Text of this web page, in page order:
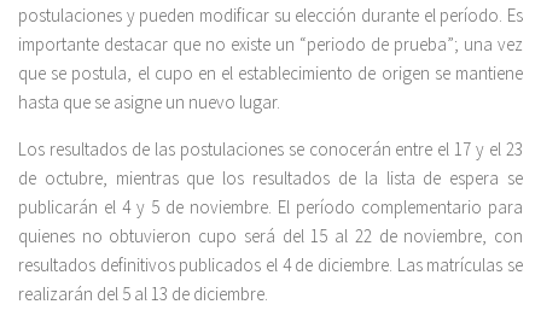
postulaciones y pueden modificar su elección durante el período. Es
importante destacar que no existe un “periodo de prueba”; una vez
que se postula, el cupo en el establecimiento de origen se mantiene
hasta que se asigne un nuevo lugar.
Los resultados de las postulaciones se conocerán entre el 17 y el 23
de octubre, mientras que los resultados de la lista de espera se
publicarán el 4 y 5 de noviembre. El período complementario para
quienes no obtuvieron cupo será del 15 al 22 de noviembre, con
resultados definitivos publicados el 4 de diciembre. Las matrículas se
realizarán del 5 al 13 de diciembre.